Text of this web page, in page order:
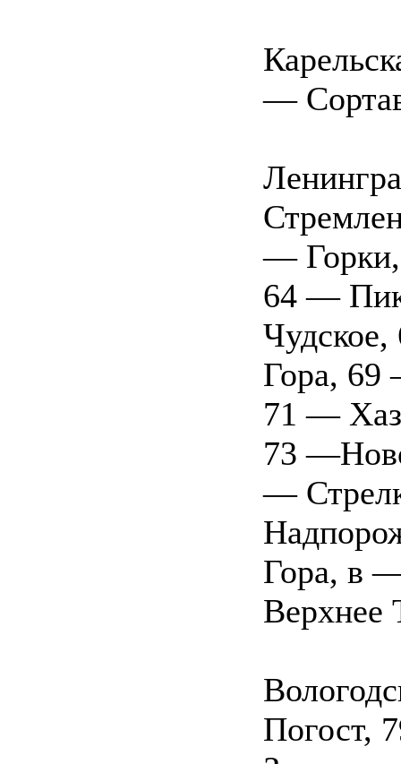
—
—
64 —
Гора,
71 —
73
—
Гора, в
Верхнее
Погост,